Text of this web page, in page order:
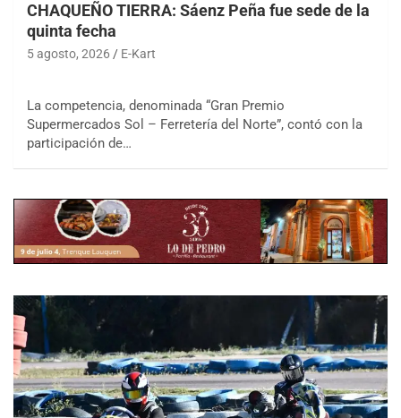
CHAQUEÑO TIERRA: Sáenz Peña fue sede de la
quinta fecha
5 agosto, 2026 E-Kart
La competencia, denominada “Gran Premio
Supermercados Sol – Ferretería del Norte”, contó con la
participación de…